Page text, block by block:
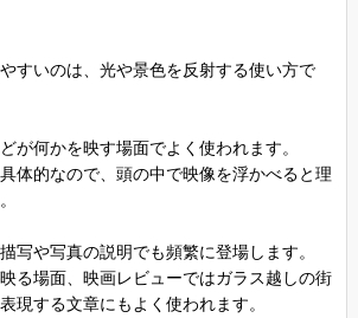
すいのは、光や景色を反射する使い方で
が何かを映す場面でよく使われます。
体的なので、頭の中で映像を浮かべると理
写や写真の説明でも頻繁に登場します。
る場面、映画レビューではガラス越しの街
現する文章にもよく使われます。